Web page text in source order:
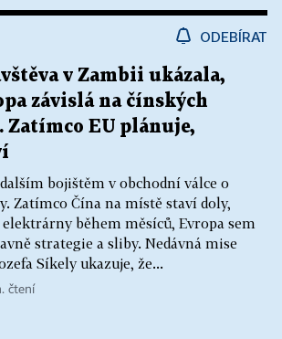
ODEBÍRAT
v Zambii ukázala,
závislá na čínských
Zatímco EU plánuje,
bojištěm v obchodní válce o
Zatímco Čína na místě staví doly,
během měsíců, Evropa sem
strategie a sliby. Nedávná mise
Síkely ukazuje, že...
čtení